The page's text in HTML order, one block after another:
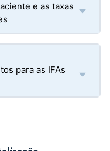
e as taxas
para as IFAs